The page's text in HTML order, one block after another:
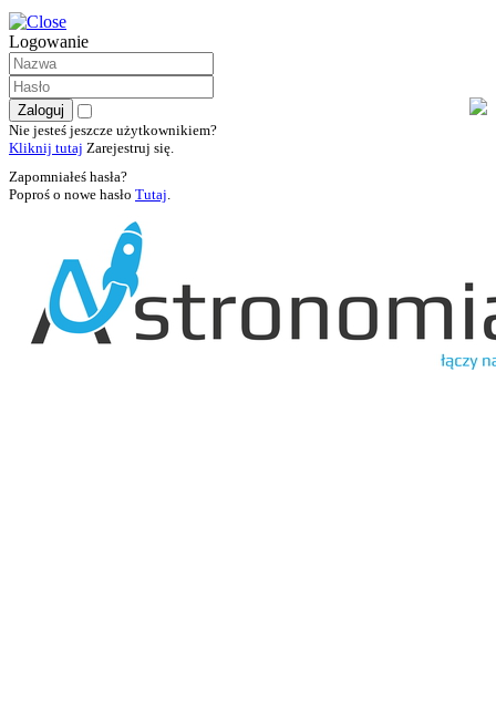
Logowanie
Nie jesteś jeszcze użytkownikiem?
Kliknij tutaj Zarejestruj się.
Zapomniałeś hasła?
Poproś o nowe hasło Tutaj.